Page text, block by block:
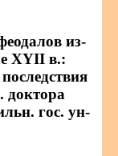
из-
XYII в.:
доктора
гос. ун-